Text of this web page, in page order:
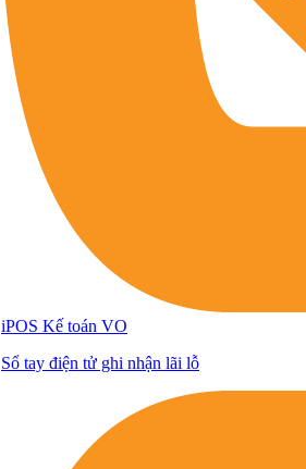
iPOS Kế toán VO
Sổ tay điện tử ghi nhận lãi lỗ